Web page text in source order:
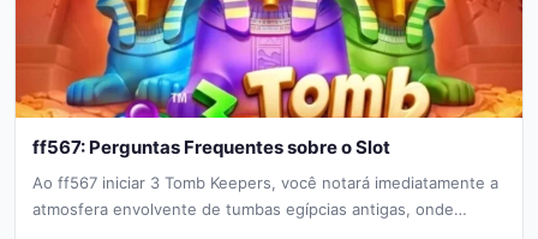
ff567: Perguntas Frequentes sobre o Slot
Ao ff567 iniciar 3 Tomb Keepers, você notará imediatamente a
atmosfera envolvente de tumbas egípcias antigas, onde